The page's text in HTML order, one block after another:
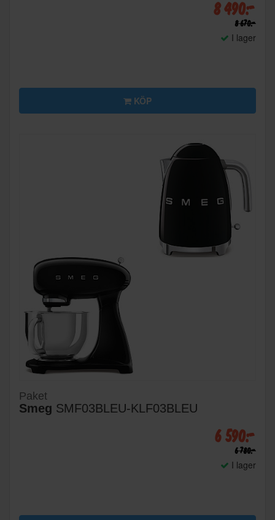
8 490:-
8 670:-
I lager
KÖP
Paket
Smeg SMF03BLEU-KLF03BLEU
6 590:-
6 780:-
I lager